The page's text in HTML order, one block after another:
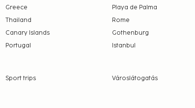
deposits may not
property.
Greece
Thailand
Canary Islands
Portugal
Playa de Palma
Rome
Gothenburg
Istanbul
Sport trips Városlátogatás